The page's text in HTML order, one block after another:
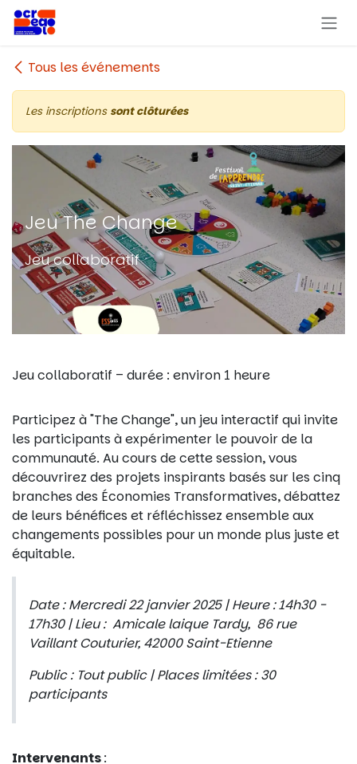
Se rendre au contenu
Tous les événements
Les inscriptions sont clôturées
Jeu The Change
Jeu collaboratif
Jeu collaboratif – durée : environ 1 heure
Participez à "The Change", un jeu interactif qui invite
les participants à expérimenter le pouvoir de la
communauté. Au cours de cette session, vous
découvrirez des projets inspirants basés sur les cinq
branches des Économies Transformatives, débattez
de leurs bénéfices et réfléchissez ensemble aux
changements possibles pour un monde plus juste et
équitable.
Date : Mercredi 22 janvier 2025 | Heure : 14h30 -
17h30 | Lieu : Amicale laique Tardy, 86 rue
Vaillant Couturier, 42000 Saint-Etienne
Public : Tout public | Places limitées : 30
participants
Intervenants: